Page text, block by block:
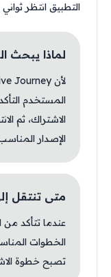
التطبيق انتظر
لماذا يبحث
المستخدم
الاشتراك، ثم
الإصدار
متى تنتقل
عندما تتأكد من
الخطوات
تصبح خطوة